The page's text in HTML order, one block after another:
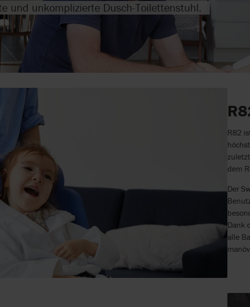
und unkomplizierte Dusch-Toilettenstuhl.
R82
dem
Der
Dank
alle